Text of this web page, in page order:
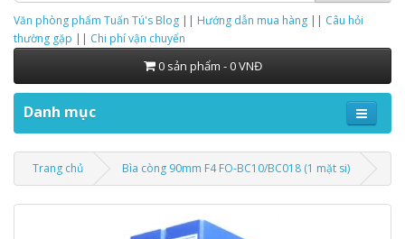
Văn phòng phẩm Tuấn Tú's Blog || Hướng dẫn mua hàng || Câu hỏi
thường gặp || Chi phí vận chuyển
0 sản phẩm - 0 VNĐ
Danh mục
Trang chủ Bìa còng 90mm F4 FO-BC10/BC018 (1 mặt si)